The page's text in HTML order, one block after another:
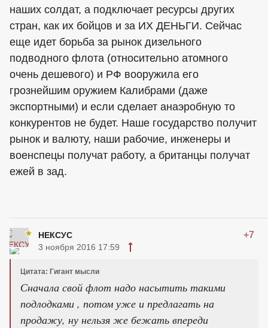
наших солдат, а подключает ресурсы других
стран, как их бойцов и за ИХ ДЕНЬГИ. Сейчас
еще идет борьба за рынок дизельного
подводного флота (относительно атомного
очень дешевого) и РФ вооружила его
грознейшим оружием Калибрами (даже
экспортными) и если сделает анаэробную то
конкурентов не будет. Наше государство получит
рынок и валюту, наши рабочие, инженеры и
военспецы получат работу, а британцы получат
ежей в зад.
НЕКСУС +7
3 ноября 2016 17:59
Цитата: Гигант мысли
Сначала свой флот надо насытить такими
подлодками , потом уже и предлагать на
продажу, ну нельзя же бежать впереди